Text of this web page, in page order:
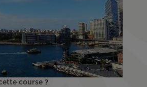
course ?